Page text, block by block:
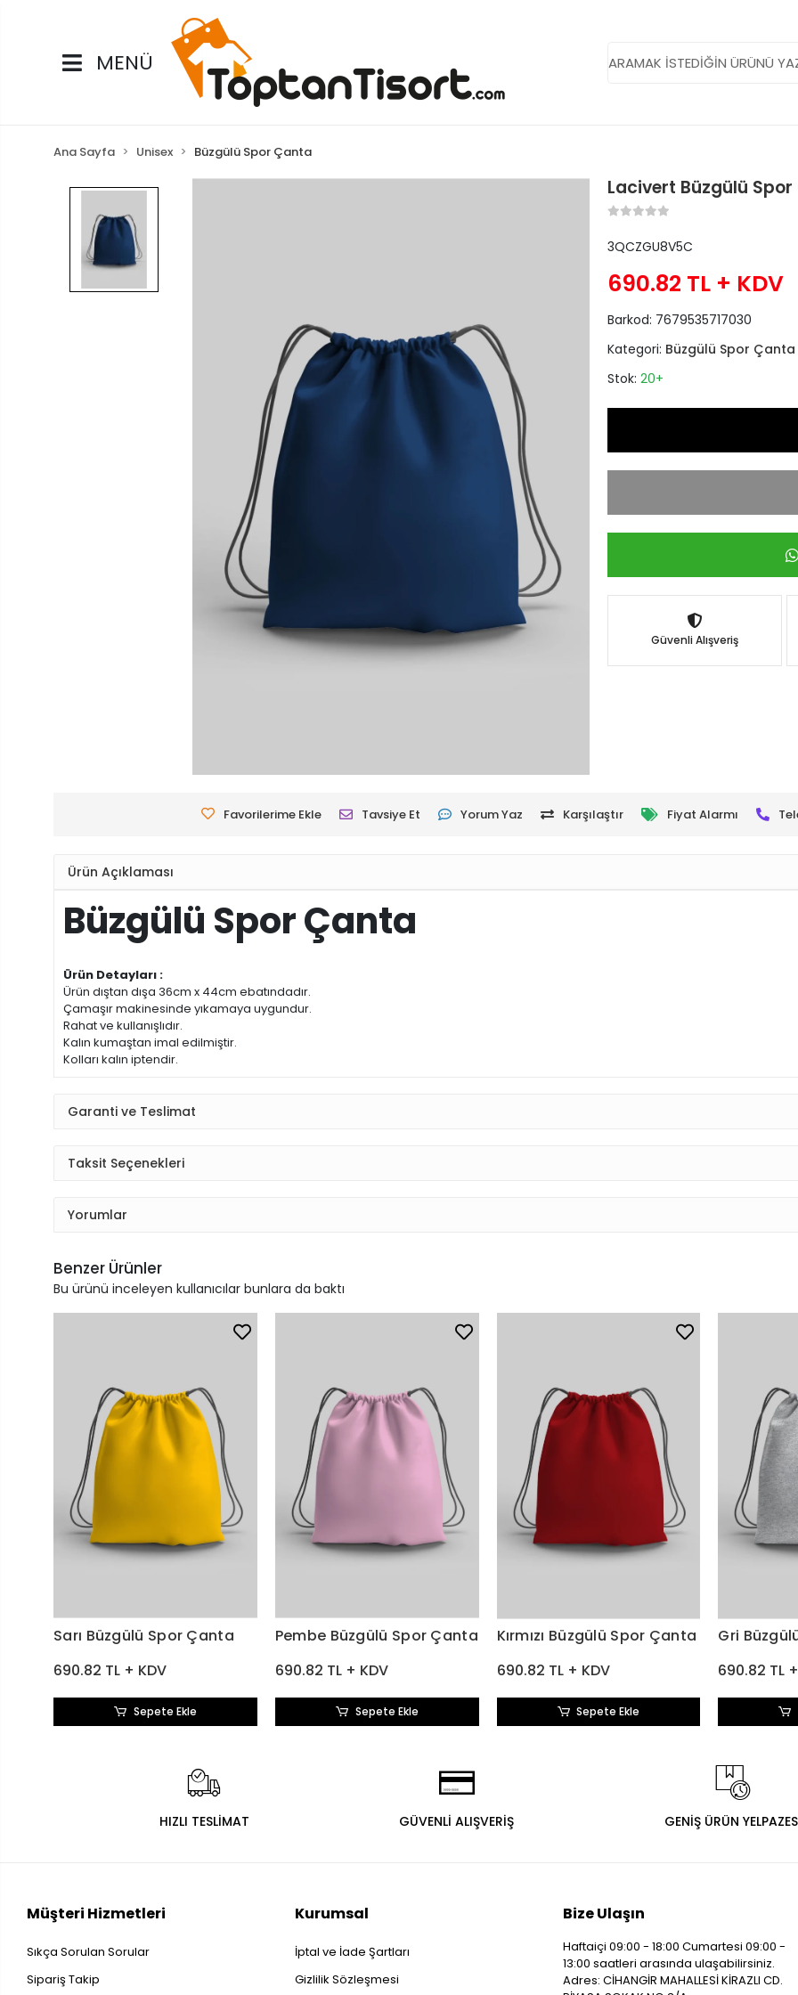
MENÜ
Ana Sayfa Unisex Büzgülü Spor Çanta
Lacivert Büzgülü
3QCZGU8V5C
690.82 TL + KDV
Barkod: 7679535717030
Kategori: Büzgülü Spor Çanta
Stok: 20+
Güvenli Alışveriş
Favorilerime Ekle Tavsiye Et Yorum Yaz Karşılaştır Fiyat Alarmı
Ürün Açıklaması
Büzgülü Spor Çanta
Ürün Detayları :
Ürün dıştan dışa 36cm x 44cm ebatındadır.
Çamaşır makinesinde yıkamaya uygundur.
Rahat ve kullanışlıdır.
Kalın kumaştan imal edilmiştir.
Kolları kalın iptendir.
Garanti ve Teslimat
Taksit Seçenekleri
Yorumlar
Benzer Ürünler
Bu ürünü inceleyen kullanıcılar bunlara da baktı
Sarı Büzgülü Spor Çanta
690.82 TL + KDV
Sepete Ekle
Pembe Büzgülü Spor Çanta
690.82 TL + KDV
Sepete Ekle
Kırmızı Büzgülü Spor Çanta
690.82 TL + KDV
Sepete Ekle
Gri
690.82 TL
HIZLI TESLİMAT GÜVENLİ ALIŞVERİŞ GENİŞ ÜRÜN
Müşteri Hizmetleri
Sıkça Sorulan Sorular
Sipariş Takip
Kurumsal
İptal ve İade Şartları
Gizlilik Sözleşmesi
Bize Ulaşın
Haftaiçi 09:00 - 18:00 Cumartesi 09:00 -
13:00 saatleri arasında ulaşabilirsiniz.
Adres: CİHANGİR MAHALLESİ KİRAZLI CD.